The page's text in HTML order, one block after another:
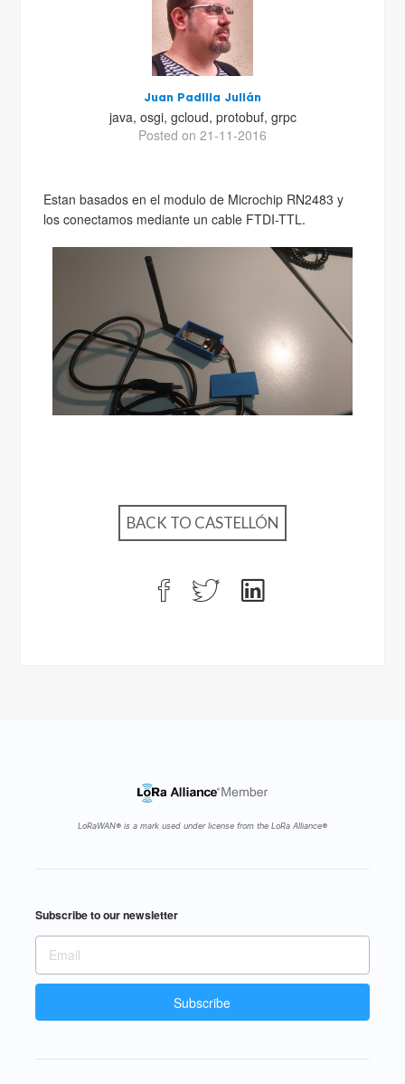
Juan Padilla Julián
java, osgi, gcloud, protobuf, grpc
Posted on 21-11-2016
Estan basados en el modulo de Microchip RN2483 y
los conectamos mediante un cable FTDI-TTL.
BACK TO CASTELLÓN